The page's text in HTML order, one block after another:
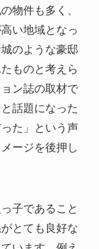
物件も多く、
い地域となっ
のような豪邸
ものと考えら
ン誌の取材で
話題になった
た」という声
ージを後押し
子であること
とても良好な